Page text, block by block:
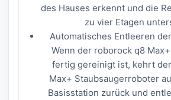
des Hauses erkennt und die
zu vier Etagen
Automatisches Entleeren
Wenn der roborock q8
fertig gereinigt ist, kehrt
Max+ Staubsaugerroboter
Basisstation zurück und